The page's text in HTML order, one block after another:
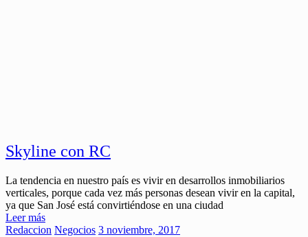
Skyline con RC
La tendencia en nuestro país es vivir en desarrollos inmobiliarios
verticales, porque cada vez más personas desean vivir en la capital,
ya que San José está convirtiéndose en una ciudad
Leer más
Redaccion Negocios 3 noviembre, 2017